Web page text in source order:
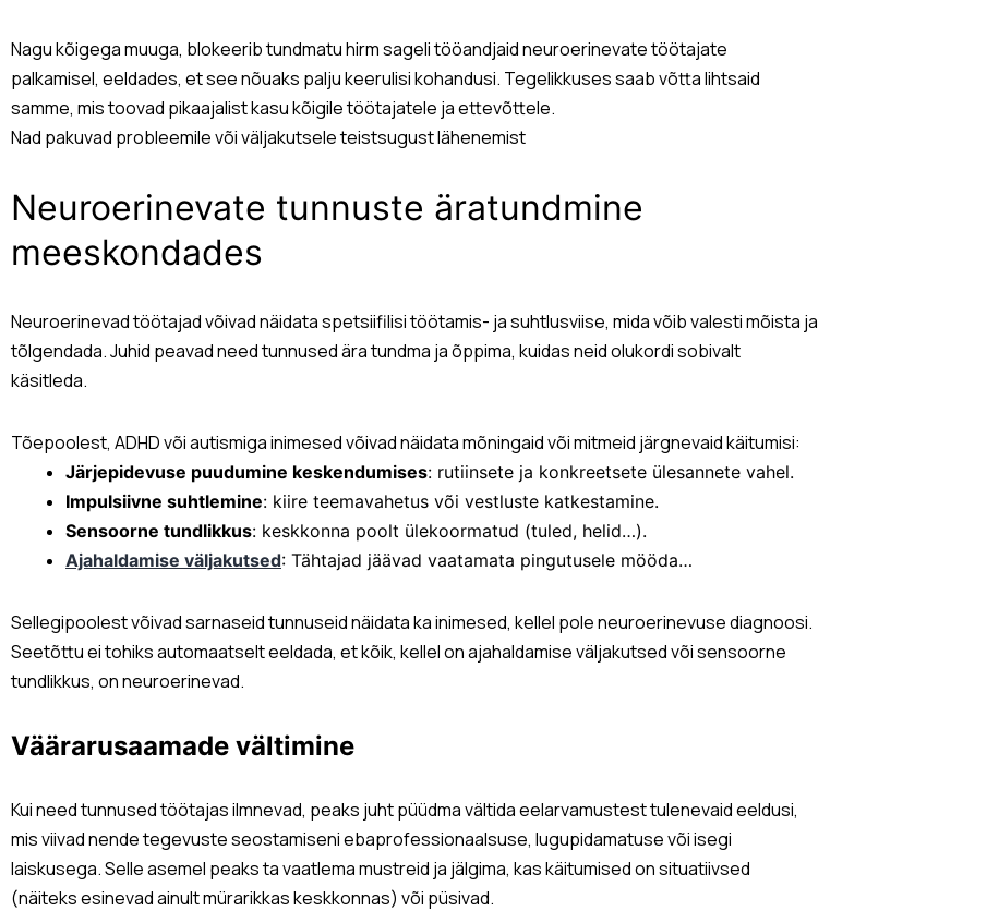
Nagu kõigega muuga, blokeerib tundmatu hirm sageli tööandjaid neuroerinevate töötajate
palkamisel, eeldades, et see nõuaks palju keerulisi kohandusi. Tegelikkuses saab võtta lihtsaid
samme, mis toovad pikaajalist kasu kõigile töötajatele ja ettevõttele.
Nad pakuvad probleemile või väljakutsele teistsugust lähenemist
Neuroerinevate tunnuste äratundmine
meeskondades
Neuroerinevad töötajad võivad näidata spetsiifilisi töötamis- ja suhtlusviise, mida võib valesti mõista ja
tõlgendada. Juhid peavad need tunnused ära tundma ja õppima, kuidas neid olukordi sobivalt
käsitleda.
Tõepoolest, ADHD või autismiga inimesed võivad näidata mõningaid või mitmeid järgnevaid käitumisi:
Järjepidevuse puudumine keskendumises: rutiinsete ja konkreetsete ülesannete vahel.
Impulsiivne suhtlemine: kiire teemavahetus või vestluste katkestamine.
Sensoorne tundlikkus: keskkonna poolt ülekoormatud (tuled, helid…).
Ajahaldamise väljakutsed: Tähtajad jäävad vaatamata pingutusele mööda…
Sellegipoolest võivad sarnaseid tunnuseid näidata ka inimesed, kellel pole neuroerinevuse diagnoosi.
Seetõttu ei tohiks automaatselt eeldada, et kõik, kellel on ajahaldamise väljakutsed või sensoorne
tundlikkus, on neuroerinevad.
Väärarusaamade vältimine
Kui need tunnused töötajas ilmnevad, peaks juht püüdma vältida eelarvamustest tulenevaid eeldusi,
mis viivad nende tegevuste seostamiseni ebaprofessionaalsuse, lugupidamatuse või isegi
laiskusega. Selle asemel peaks ta vaatlema mustreid ja jälgima, kas käitumised on situatiivsed
(näiteks esinevad ainult mürarikkas keskkonnas) või püsivad.